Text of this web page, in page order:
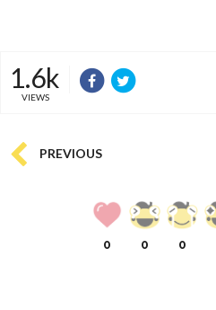
1.6k
VIEWS
PREVIOUS
0 0 0